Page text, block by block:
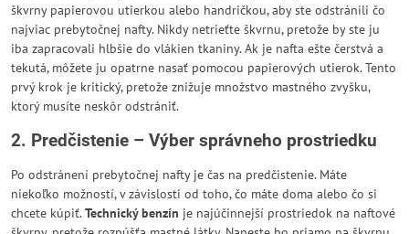
škvrny papierovou utierkou alebo handričkou, aby ste odstránili čo
najviac prebytočnej nafty. Nikdy netrieťte škvrnu, pretože by ste ju
iba zapracovali hlbšie do vlákien tkaniny. Ak je nafta ešte čerstvá a
tekutá, môžete ju opatrne nasať pomocou papierových utierok. Tento
prvý krok je kritický, pretože znižuje množstvo mastného zvyšku,
ktorý musíte neskôr odstrániť.
2. Predčistenie – Výber správneho prostriedku
Po odstránení prebytočnej nafty je čas na predčistenie. Máte
niekoľko možností, v závislosti od toho, čo máte doma alebo čo si
chcete kúpiť.Technický benzín je najúčinnejší prostriedok na naftové